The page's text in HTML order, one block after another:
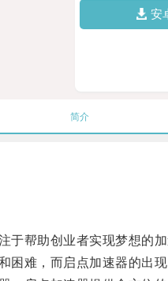
安
简介
帮助创业者实现梦想的加
难，而启点加速器的出现